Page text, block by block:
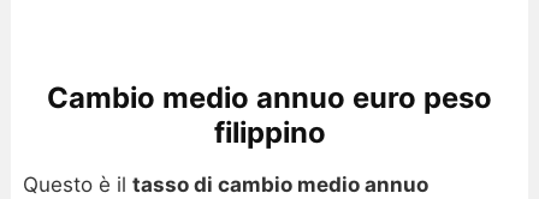
Cambio medio annuo euro peso
filippino
Questo è il tasso di cambio medio annuo